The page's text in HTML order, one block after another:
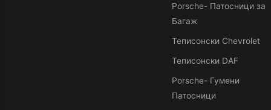
Porsche- Патосници за
Багаж
Теписонски Chevrolet
Теписонски DAF
Porsche- Гумени
Патосници